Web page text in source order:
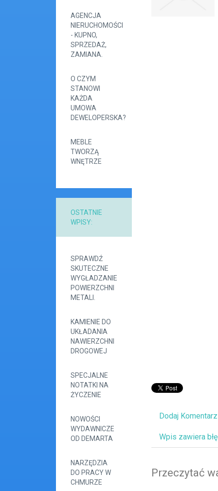
AGENCJA
NIERUCHOMOŚCI
- KUPNO,
SPRZEDAŻ,
ZAMIANA.
O CZYM
STANOWI
KAŻDA
UMOWA
DEWELOPERSKA?
MEBLE
TWORZĄ
WNĘTRZE
OSTATNIE
WPISY:
SPRAWDŹ
SKUTECZNE
WYGŁADZANIE
POWIERZCHNI
METALI.
KAMIENIE DO
UKŁADANIA
NAWIERZCHNI
DROGOWEJ
SPECJALNE
NOTATKI NA
ŻYCZENIE
NOWOŚCI
WYDAWNICZE
OD DEMARTA
NARZĘDZIA
DO PRACY W
CHMURZE
Dodaj Komentarz
Wpis zawiera
Przeczytać